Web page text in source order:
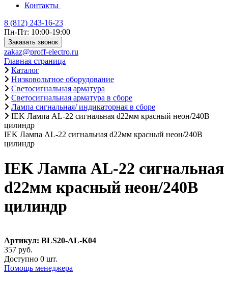
Контакты
8 (812) 243-16-23
Пн-Пт: 10:00-19:00
Заказать звонок
zakaz@proff-electro.ru
Главная страница
Каталог
Низковольтное оборудование
Светосигнальная арматура
Светосигнальная арматура в сборе
Лампа сигнальная/ индикаторная в сборе
IEK Лампа AL-22 сигнальная d22мм красный неон/240В
цилиндр
IEK Лампа AL-22 сигнальная d22мм красный неон/240В
цилиндр
IEK Лампа AL-22 сигнальная
d22мм красный неон/240В
цилиндр
Артикул: BLS20-AL-K04
357 руб.
Доступно 0 шт.
Помощь менеджера